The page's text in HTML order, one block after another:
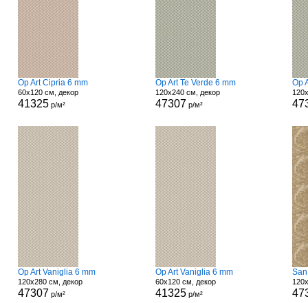
Op Art Cipria 6 mm
60x120 см, декор
41325 р/м²
Op Art Te Verde 6 mm
120x240 см, декор
47307 р/м²
Op
Op Art Vaniglia 6 mm
120x280 см, декор
47307 р/м²
Op Art Vaniglia 6 mm
60x120 см, декор
41325р/м²